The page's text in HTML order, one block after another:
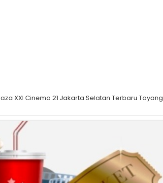
XXI Cinema 21 Jakarta Selatan Terbaru Tayang